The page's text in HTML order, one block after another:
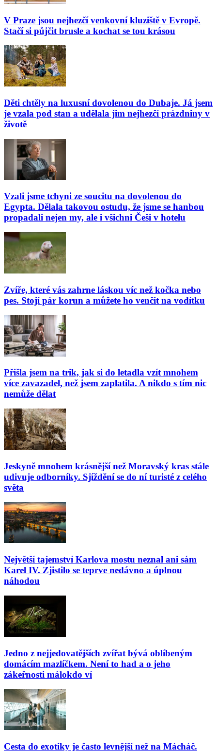
V Praze jsou nejhezčí venkovní kluziště v Evropě.
Stačí si půjčit brusle a kochat se tou krásou
Děti chtěly na luxusní dovolenou do Dubaje. Já jsem
je vzala pod stan a udělala jim nejhezčí prázdniny v
životě
Vzali jsme tchyni ze soucitu na dovolenou do
Egypta. Dělala takovou ostudu, že jsme se hanbou
propadali nejen my, ale i všichni Češi v hotelu
Zvíře, které vás zahrne láskou víc než kočka nebo
pes. Stojí pár korun a můžete ho venčit na vodítku
Přišla jsem na trik, jak si do letadla vzít mnohem
více zavazadel, než jsem zaplatila. A nikdo s tím nic
nemůže dělat
Jeskyně mnohem krásnější než Moravský kras stále
udivuje odborníky. Sjíždění se do ní turisté z celého
světa
Největší tajemství Karlova mostu neznal ani sám
Karel IV. Zjistilo se teprve nedávno a úplnou
náhodou
Jedno z nejjedovatějších zvířat bývá oblíbeným
domácím mazlíčkem. Není to had a o jeho
zákeřnosti málokdo ví
Cesta do exotiky je často levnější než na Mácháč.